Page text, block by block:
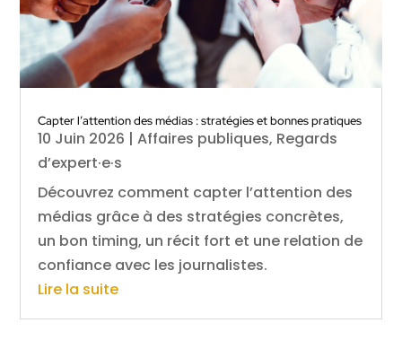
Capter l’attention des médias : stratégies et bonnes pratiques
10 Juin 2026 |Affaires publiques, Regards
d’expert·e·s
Découvrez comment capter l’attention des
médias grâce à des stratégies concrètes,
un bon timing, un récit fort et une relation de
confiance avec les journalistes.
Lire la suite